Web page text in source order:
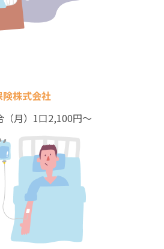
株式会社
月）1口2,100円～